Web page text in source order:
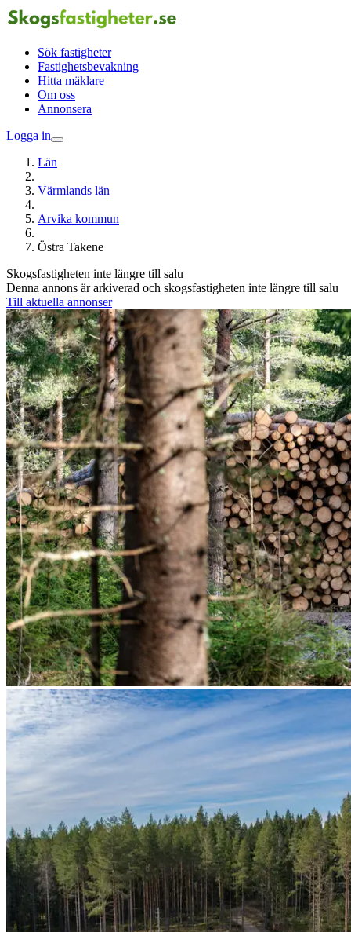
Sök fastigheter
Fastighetsbevakning
Hitta mäklare
Om oss
Annonsera
Logga in
Län
Värmlands län
Arvika kommun
Östra Takene
Skogsfastigheten inte längre till salu
Denna annons är arkiverad och skogsfastigheten inte längre till salu
Till aktuella annonser